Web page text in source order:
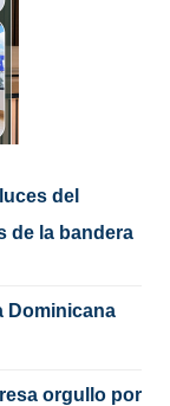
del
de la bandera
Dominicana
orgullo por